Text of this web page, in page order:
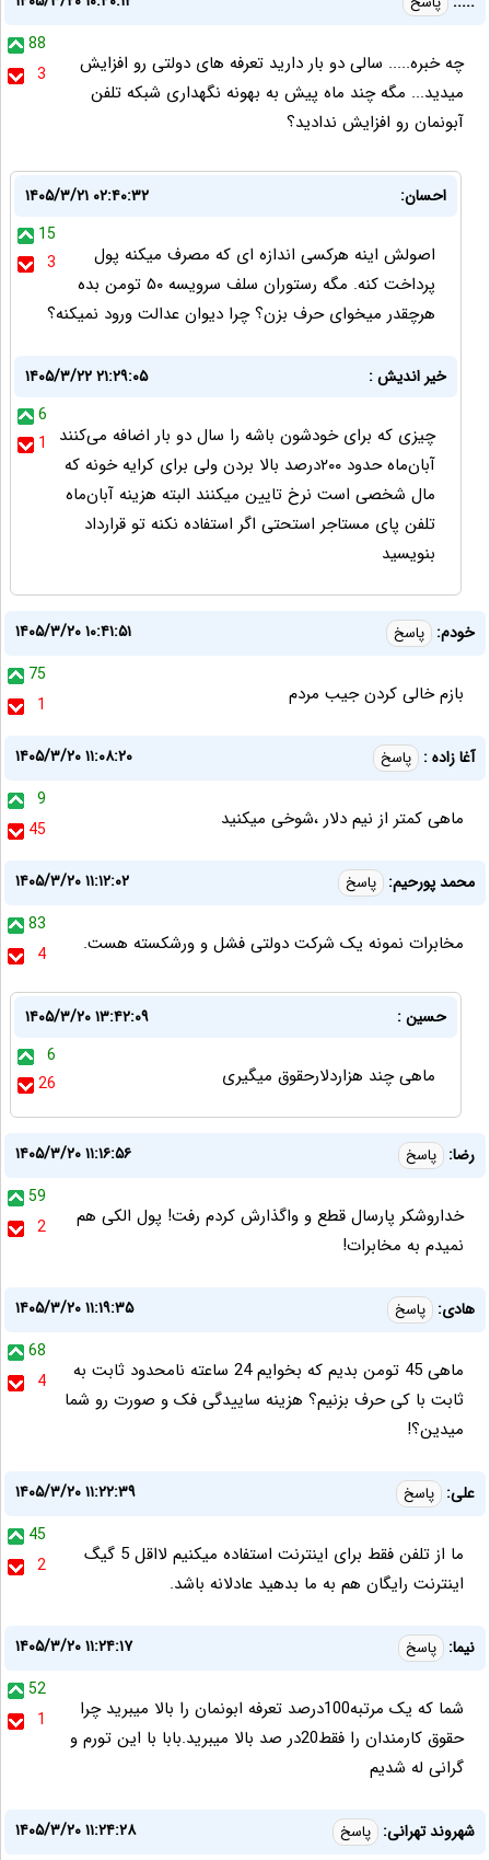
88
3
چه خبره..... سالی دو بار دارید تعرفه های دولتی رو افزایش
میدید... مگه چند ماه پیش به بهونه نگهداری شبکه تلفن
آبونمان رو افزایش ندادید؟
احسان:
۱۴۰۵/۳/۲۱ ۰۲:۴۰:۳۲
15
3
اصولش اینه هرکسی اندازه ای که مصرف میکنه پول
پرداخت کنه. مگه رستوران سلف سرویسه ۵۰ تومن بده
هرچقدر میخوای حرف بزن؟ چرا دیوان عدالت ورود نمیکنه؟
خیر اندیش :
۱۴۰۵/۳/۲۲ ۲۱:۲۹:۰۵
6
1
چیزی که برای خودشون باشه را سال دو بار اضافه می‌کنند
آبان‌ماه حدود ۲۰۰درصد بالا بردن ولی برای کرایه خونه که
مال شخصی است نرخ تایین میکنند البته هزینه آبان‌ماه
تلفن پای مستاجر استحتی اگر استفاده نکنه تو قرارداد
بنویسید
خودم: پاسخ
۱۴۰۵/۳/۲۰ ۱۰:۴۱:۵۱
75
1
بازم خالی کردن جیب مردم
آغا زاده : پاسخ
۱۴۰۵/۳/۲۰ ۱۱:۰۸:۲۰
9
45
ماهی کمتر از نیم دلار ،شوخی میکنید
محمد پورحیم: پاسخ
۱۴۰۵/۳/۲۰ ۱۱:۱۲:۰۲
83
4
مخابرات نمونه یک شرکت دولتی فشل و ورشکسته هست.
حسین :
۱۴۰۵/۳/۲۰ ۱۳:۴۲:۰۹
6
26
ماهی چند هزاردلارحقوق میگیری
رضا: پاسخ
۱۴۰۵/۳/۲۰ ۱۱:۱۶:۵۶
59
2
خداروشکر پارسال قطع و واگذارش کردم رفت! پول الکی هم
نمیدم به مخابرات!
هادی: پاسخ
۱۴۰۵/۳/۲۰ ۱۱:۱۹:۳۵
68
4
ماهی 45 تومن بدیم که بخوایم 24 ساعته نامحدود ثابت به
ثابت با کی حرف بزنیم؟ هزینه ساییدگی فک و صورت رو شما
میدین؟!
علی: پاسخ
۱۴۰۵/۳/۲۰ ۱۱:۲۲:۳۹
45
2
ما از تلفن فقط برای اینترنت استفاده میکنیم لااقل 5 گیگ
اینترنت رایگان هم به ما بدهید عادلانه باشد.
نیما: پاسخ
۱۴۰۵/۳/۲۰ ۱۱:۲۴:۱۷
52
1
شما که یک مرتبه100درصد تعرفه ابونمان را بالا میبرید چرا
حقوق کارمندان را فقط20در صد بالا میبرید.بابا با این تورم و
گرانی له شدیم
شهروند تهرانی: پاسخ
۱۴۰۵/۳/۲۰ ۱۱:۲۴:۲۸